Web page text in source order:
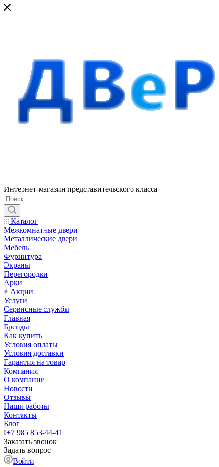
Интернет-магазин представительского класса
Каталог
Межкомнатные двери
Металлические двери
Мебель
Фурнитура
Экраны
Перегородки
Арки
Акции
Услуги
Сервисные службы
Главная
Бренды
Как купить
Условия оплаты
Условия доставки
Гарантия на товар
Компания
О компании
Новости
Отзывы
Наши работы
Контакты
Блог
+7 985 853-44-41
Заказать звонок
Задать вопрос
Войти